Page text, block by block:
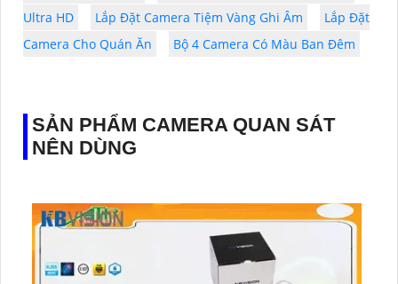
Ultra HD
Lắp Đặt Camera Tiệm Vàng Ghi Âm
Lắp Đặt
Camera Cho Quán Ăn
Bộ 4 Camera Có Màu Ban Đêm
SẢN PHẨM CAMERA QUAN SÁT
NÊN DÙNG